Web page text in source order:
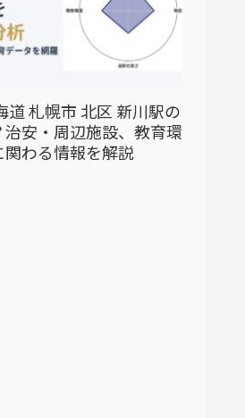
道 札幌市 北区 新川駅の
安・周辺施設、教育環
わる情報を解説